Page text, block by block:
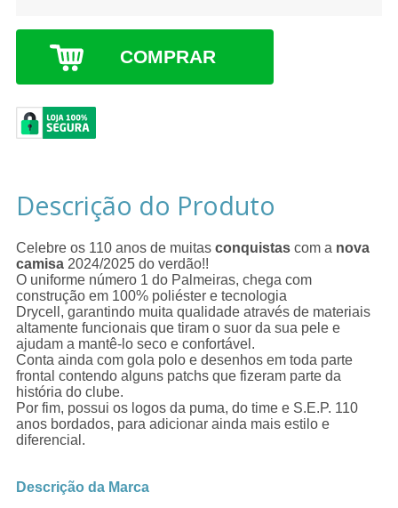
COMPRAR
Descrição do Produto
Celebre os 110 anos de muitas conquistas com a nova
camisa 2024/2025 do verdão!!
O uniforme número 1 do Palmeiras, chega com
construção em 100% poliéster e tecnologia
Drycell, garantindo muita qualidade através de materiais
altamente funcionais que tiram o suor da sua pele e
ajudam a mantê-lo seco e confortável.
Conta ainda com gola polo e desenhos em toda parte
frontal contendo alguns patchs que fizeram parte da
história do clube.
Por fim, possui os logos da puma, do time e S.E.P. 110
anos bordados, para adicionar ainda mais estilo e
diferencial.
Descrição da Marca